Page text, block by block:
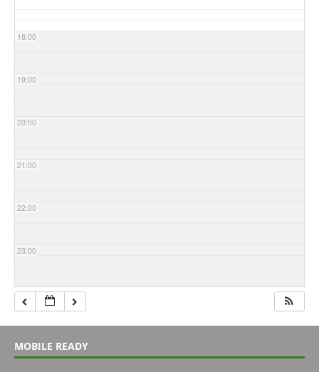
18:00
19:00
20:00
21:00
22:00
23:00
MOBILE READY